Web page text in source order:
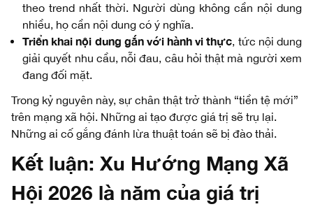
theo trend nhất thời. Người dùng không cần nội dung
nhiều, họ cần nội dung có ý nghĩa.
Triển khai nội dung gắn với hành vi thực, tức nội dung
giải quyết nhu cầu, nỗi đau, câu hỏi thật mà người xem
đang đối mặt.
Trong kỷ nguyên này, sự chân thật trở thành “tiền tệ mới”
trên mạng xã hội. Những ai tạo được giá trị sẽ trụ lại.
Những ai cố gắng đánh lừa thuật toán sẽ bị đào thải.
Kết luận: Xu Hướng Mạng Xã
Hội 2026 là năm của giá trị